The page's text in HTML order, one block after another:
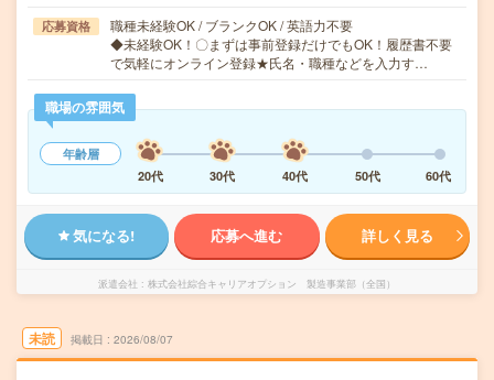
応募資格
職種未経験OK / ブランクOK / 英語力不要
◆未経験OK！〇まずは事前登録だけでもOK！履歴書不要
で気軽にオンライン登録★氏名・職種などを入力す…
職場の雰囲気
年齢層
20代
30代 40代 50代 60代
気になる! 応募へ進む 詳しく見る
派遣会社 株式会社綜合キャリアオプション 製造事業部（全国）
未読 掲載日 2026/08/07